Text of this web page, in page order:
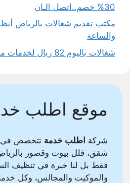
30% خصم..اتصل الـان
مكتب تقديم شغالات بالرياض
والساعة
شغالات باليوم 82 ريال لخدمات منزلية احترافية
موقع اطلب
شركة اطلب خدمة تتخصص في
شقق، فلل بيوت وقصور
فقط بل لنا خبرة في تنظيف
والموكيت والمجالس، وكل